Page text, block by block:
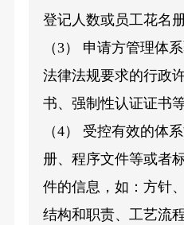
登记人数或员工花名册
（3） 申请方管理体
法律法规要求的行政
书、强制性认证证书
（4） 受控有效的体
册、程序文件等或者
件的信息，如：方针
结构和职责、工艺流